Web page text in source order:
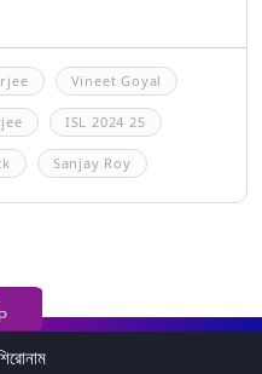
Vineet Goyal
ISL 2024 25
Sanjay Roy